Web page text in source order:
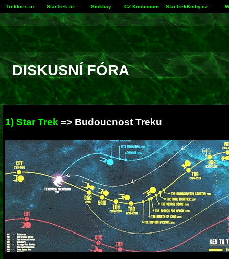
Trekkies.cz StarTrek.cz Sickbay CZ Kontinuum StarTrekKnihy.cz
DISKUSNÍ FÓRA
1) Star Trek => Budoucnost Treku